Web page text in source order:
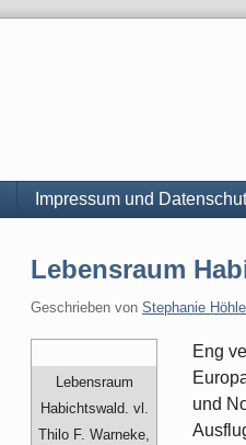
Impressum und
Lebensraum
Geschrieben von Stephanie Höhle
Lebensraum
Habichtswald. vl.
Thilo F. Warneke,
Eng
und